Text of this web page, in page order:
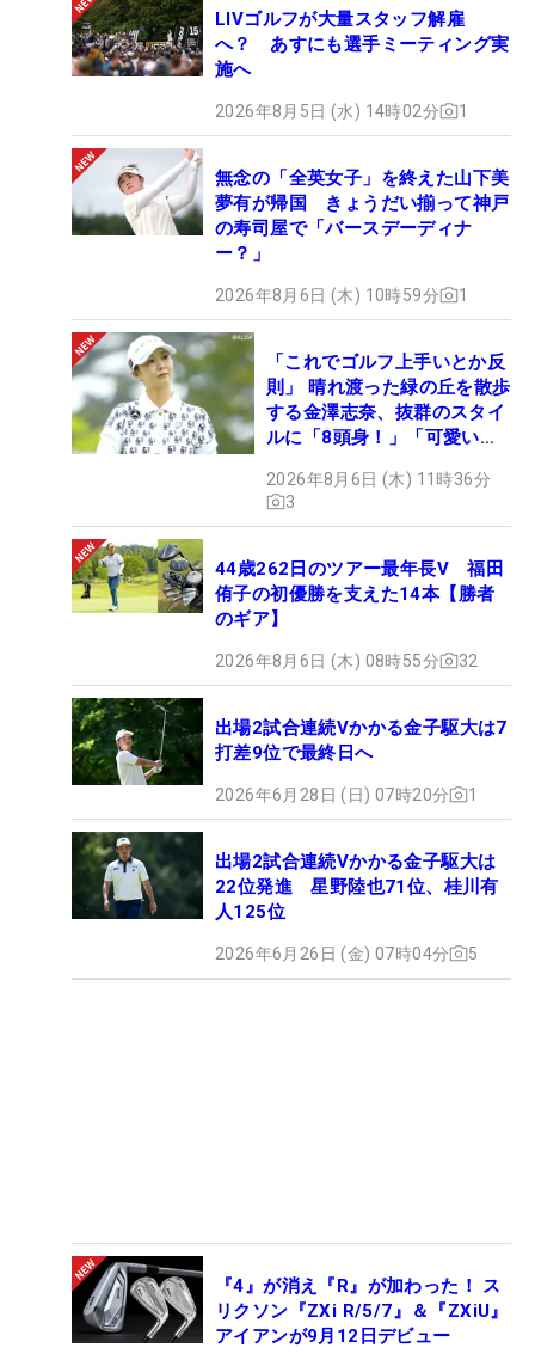
LIVゴルフが大量スタッフ解雇
へ？ あすにも選手ミーティング実
施へ
2026年8月5日 (水) 14時02分 1
無念の「全英女子」を終えた山下美
夢有が帰国 きょうだい揃って神戸
の寿司屋で「バースデーディナ
ー？」
2026年8月6日 (木) 10時59分 1
「これでゴルフ上手いとか反
則」 晴れ渡った緑の丘を散歩
する金澤志奈、抜群のスタイ
ルに「8頭身！」「可愛いに
2026年8月6日 (木) 11時36分
3
44歳262日のツアー最年長V 福田
侑子の初優勝を支えた14本【勝者
のギア】
2026年8月6日 (木) 08時55分 32
出場2試合連続Vかかる金子駆大は7
打差9位で最終日へ
2026年6月28日 (日) 07時20分 1
出場2試合連続Vかかる金子駆大は
22位発進 星野陸也71位、桂川有
人125位
2026年6月26日 (金) 07時04分 5
『4』が消え『R』が加わった！ ス
リクソン『ZXi R/5/7』＆『ZXiU』
アイアンが9月12日デビュー